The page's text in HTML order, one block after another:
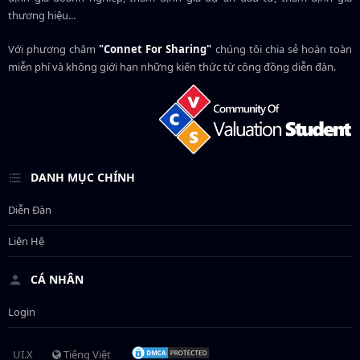
thương hiệu...
Với phương châm"Connet For Sharing" chúng tôi chia sẻ hoàn toàn
miễn phí và không giới hạn những kiến thức từ cộng đồng diễn đàn.
DANH MỤC CHÍNH
Diễn Đàn
Liên Hệ
CÁ NHÂN
Login
UI.X Tiếng Việt